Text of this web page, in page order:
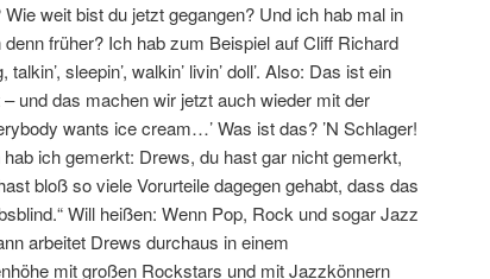
weit bist du jetzt gegangen? Und ich hab mal in
früher? Ich hab zum Beispiel auf Cliff Richard
sleepin’, walkin’ livin’ doll’. Also: Das ist ein
und das machen wir jetzt auch wieder mit der
wants ice cream…’ Was ist das? ’N Schlager!
ich gemerkt: Drews, du hast gar nicht gemerkt,
bloß so viele Vorurteile dagegen gehabt, dass das
Will heißen: Wenn Pop, Rock und sogar Jazz
arbeitet Drews durchaus in einem
mit großen Rockstars und mit Jazzkönnern